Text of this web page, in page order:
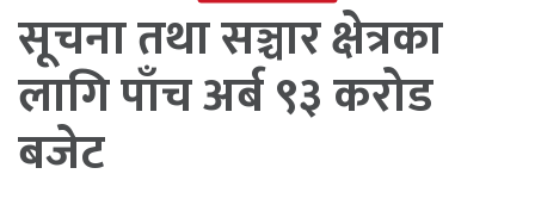
सूचना तथा सञ्चार क्षेत्रका
लागि पाँच अर्ब ९३ करोड
बजेट